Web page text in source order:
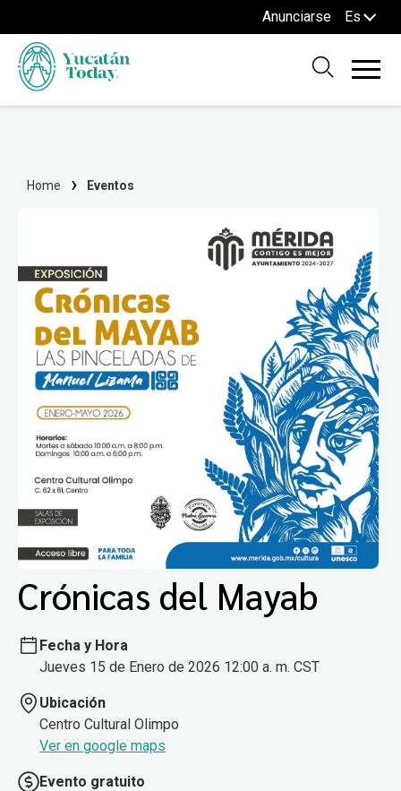
Anunciarse Es
Home Eventos
Crónicas del Mayab
Fecha y Hora
Jueves 15 de Enero de 2026 12:00 a. m. CST
Ubicación
Centro Cultural Olimpo
Ver en google maps
Evento gratuito